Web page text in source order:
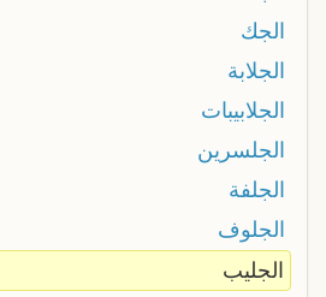
الجك
الجلابة
الجلابيبات
الجلسرين
الجلفة
الجلوف
الجليب